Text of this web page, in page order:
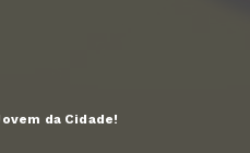
da Cidade!